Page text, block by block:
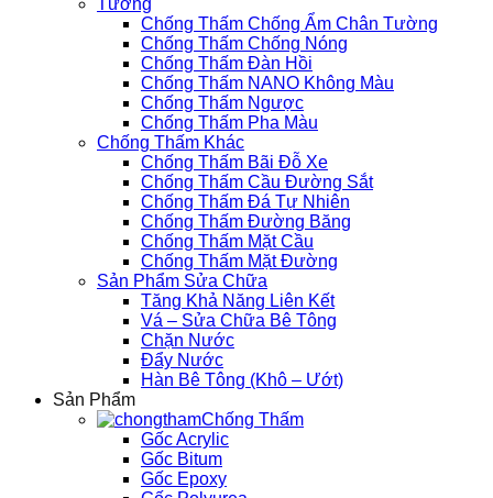
Tường
Chống Thấm Chống Ẩm Chân Tường
Chống Thấm Chống Nóng
Chống Thấm Đàn Hồi
Chống Thấm NANO Không Màu
Chống Thấm Ngược
Chống Thấm Pha Màu
Chống Thấm Khác
Chống Thấm Bãi Đỗ Xe
Chống Thấm Cầu Đường Sắt
Chống Thấm Đá Tự Nhiên
Chống Thấm Đường Băng
Chống Thấm Mặt Cầu
Chống Thấm Mặt Đường
Sản Phẩm Sửa Chữa
Tăng Khả Năng Liên Kết
Vá – Sửa Chữa Bê Tông
Chặn Nước
Đẩy Nước
Hàn Bê Tông (Khô – Ướt)
Sản Phẩm
Chống Thấm
Gốc Acrylic
Gốc Bitum
Gốc Epoxy